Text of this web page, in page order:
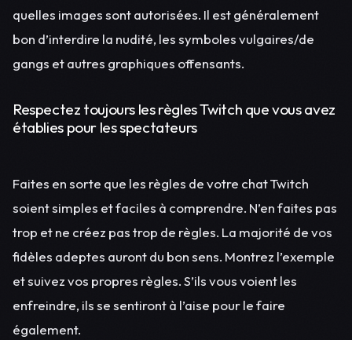
quelles images sont autorisées. Il est généralement
bon d’interdire la nudité, les symboles vulgaires/de
gangs et autres graphiques offensants.
Respectez toujours les règles Twitch que vous avez
établies pour les spectateurs
Faites en sorte que les règles de votre chat Twitch
soient simples et faciles à comprendre. N’en faites pas
trop et ne créez pas trop de règles. La majorité de vos
fidèles adeptes auront du bon sens. Montrez l’exemple
et suivez vos propres règles. S’ils vous voient les
enfreindre, ils se sentiront à l’aise pour le faire
également.